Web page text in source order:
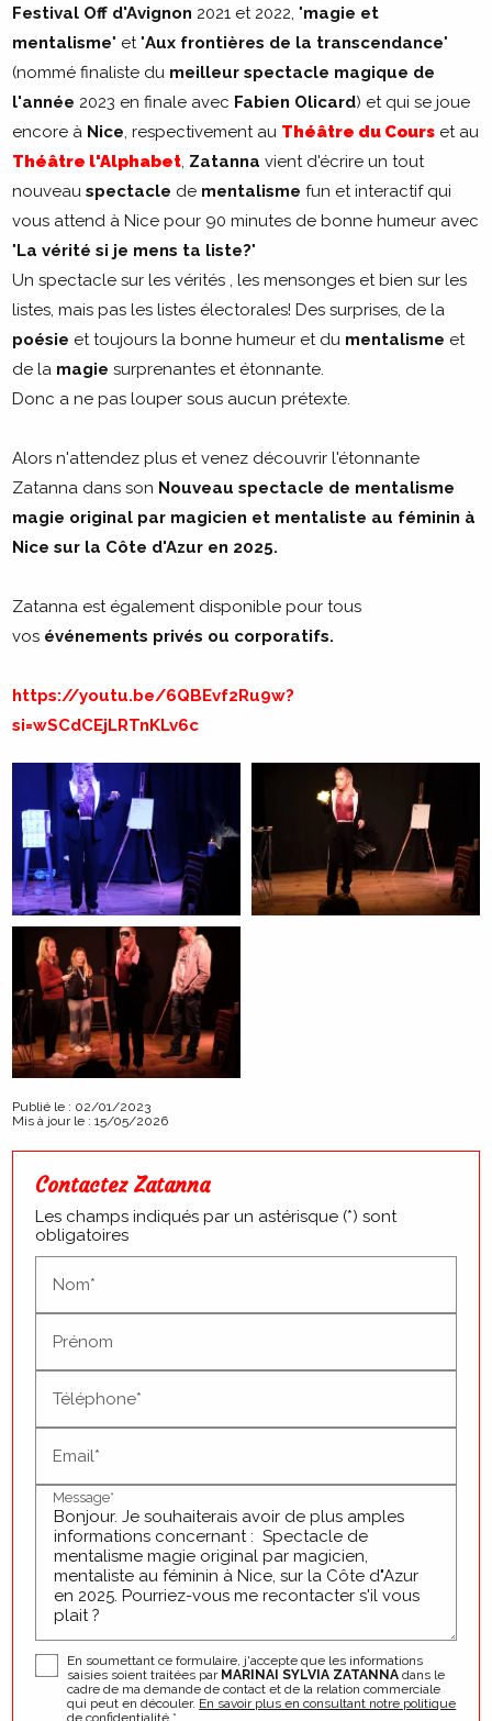
Festival Off d'Avignon 2021 et 2022, "magie et
mentalisme" et "Aux frontières de la transcendance"
(nommé finaliste du meilleur spectacle magique de
l'année 2023 en finale avec Fabien Olicard) et qui se joue
encore à Nice, respectivement au Théâtre du Cours et au
Théâtre l'Alphabet, Zatanna vient d'écrire un tout
nouveauspectacle de mentalisme fun et interactif qui
vous attend à Nice pour 90 minutes de bonne humeur avec
"La vérité si je mens ta liste?"
Un spectacle sur les vérités , les mensonges et bien sur les
listes, mais pas les listes électorales! Des surprises, de la
poésie et toujours la bonne humeur et du mentalisme et
de la magie surprenantes et étonnante.
Donc a ne pas louper sous aucun prétexte.
Alors n'attendez plus et venez découvrir l'étonnante
Zatanna dans son Nouveau spectacle de mentalisme
magie original par magicien et mentaliste au féminin à
Nice sur la Côte d'Azur en 2025.
Zatanna est également disponible pour tous
vos événements privés ou corporatifs.
https://youtu.be/6QBEvf2Ru9w?
si=wSCdCEjLRTnKLv6c
Publié le : 02/01/2023
Mis à jour le : 15/05/2026
Contactez Zatanna
Les champs indiqués par un astérisque (*) sont
obligatoires
Nom*
Prénom
Téléphone*
Email*
Message*
En soumettant ce formulaire, j'accepte que les informations
saisies soient traitées par MARINAI SYLVIA ZATANNA dans le
cadre de ma demande de contact et de la relation commerciale
qui peut en découler. En savoir plus en consultant notre politique
de confidentialité. *